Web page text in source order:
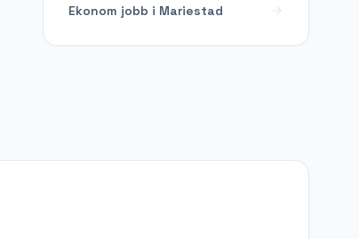
Ekonom jobb i Mariestad